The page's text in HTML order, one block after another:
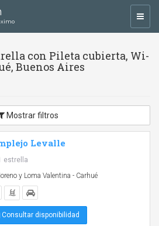
con Pileta cubierta, Wi-
Buenos Aires
Mostrar filtros
Levalle
estrella
y Loma Valentina - Carhué
Consultar disponibilidad